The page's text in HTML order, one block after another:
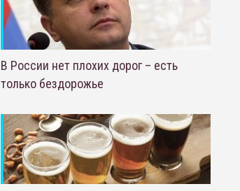
В России нет плохих дорог – есть
только бездорожье